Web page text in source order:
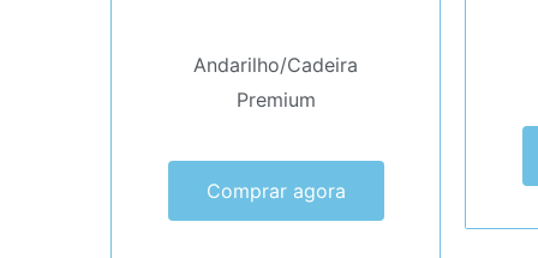
Andarilho/Cadeira
Premium
Comprar agora